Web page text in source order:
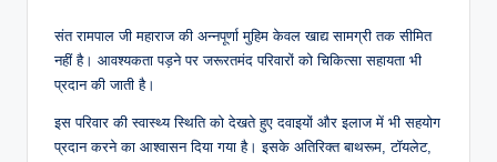
संत रामपाल जी महाराज की अन्नपूर्णा मुहिम केवल खाद्य सामग्री तक सीमित
नहीं है। आवश्यकता पड़ने पर जरूरतमंद परिवारों को चिकित्सा सहायता भी
प्रदान की जाती है।
इस परिवार की स्वास्थ्य स्थिति को देखते हुए दवाइयों और इलाज में भी सहयोग
प्रदान करने का आश्वासन दिया गया है। इसके अतिरिक्त बाथरूम, टॉयलेट,